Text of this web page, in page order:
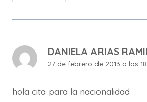
DANIELA ARIAS
27 de febrero de 2013 a las
hola cita para la nacionalidad